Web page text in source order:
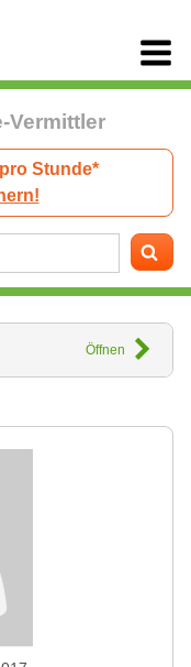
Vermittler
Stunde*
Öffnen